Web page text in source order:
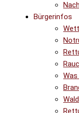
Bürgerinfos